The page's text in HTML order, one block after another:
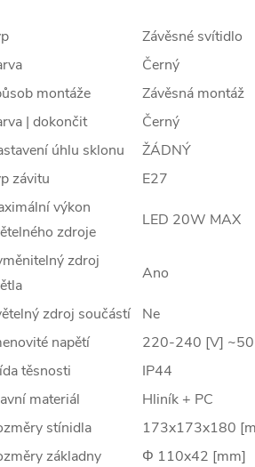
Závěsné svítidlo
Černý
montáže
Závěsná montáž
| dokončit
Černý
úhlu sklonu
ŽÁDNÝ
závitu
E27
výkon
zdroje
LED 20W MAX
zdroj
Ano
zdroj součástí
Ne
napětí
220-240 [V]
těsnosti
IP44
materiál
Hliník + PC
stínidla
173x173x180
základny
Φ 110x42 [mm]